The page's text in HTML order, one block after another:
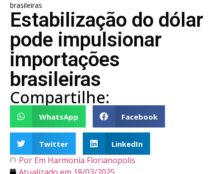
brasileiras
Estabilização do dólar
pode impulsionar
importações
brasileiras
Compartilhe:
WhatsApp Facebook
Twitter LinkedIn
Por Em Harmonia Florianopolis